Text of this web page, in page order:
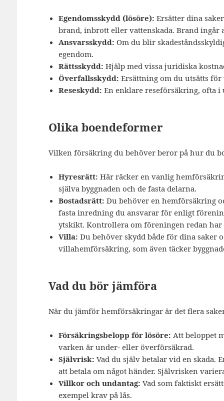
Egendomsskydd (lösöre): Ersätter dina
brand, inbrott eller vattenskada. Brand ingår
Ansvarsskydd: Om du blir
egendom.
Rättsskydd: Hjälp med vissa juridiska
Överfallsskydd: Ersättning om du utsätts
Reseskydd: En enklare reseförsäkring, ofta i
Olika boendeformer
Vilken försäkring du behöver beror på hur du
Hyresrätt: Här räcker en vanlig
själva byggnaden och de fasta delarna.
Bostadsrätt: Du behöver en hemförsäkring
fasta inredning du ansvarar för enligt
ytskikt. Kontrollera om föreningen redan
Villa: Du behöver skydd både för dina saker
villahemförsäkring, som även täcker
Vad du bör jämföra
När du jämför hemförsäkringar är det flera
Försäkringsbelopp för lösöre: Att beloppet
varken är under- eller överförsäkrad.
Självrisk: Vad du själv betalar vid en skada.
att betala om något händer. Självrisken
Villkor och undantag: Vad som faktiskt
exempel krav på lås.